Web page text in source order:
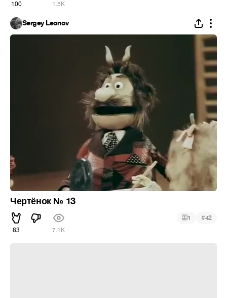
100 1.5K
Sergey Leonov
Чертёнок № 13
83 7.1K
1 #42